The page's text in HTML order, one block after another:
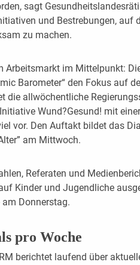
sagt
und Bestrebungen, auf
zu machen.
Arbeitsmarkt im Mittelpunkt:
Barometer“ den Fokus auf
die allwöchentliche
Wund?Gesund! mit
vor. Den Auftakt bildet das
am Mittwoch.
Referaten und
Kinder und Jugendliche
Donnerstag.
pro Woche
berichtet laufend über